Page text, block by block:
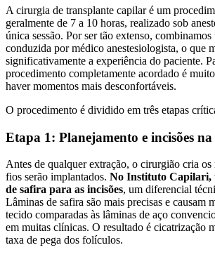
A cirurgia de transplante capilar é um
geralmente de 7 a 10 horas, realizado sob
única sessão. Por ser tão extenso, combinamos
conduzida por médico anestesiologista, o que
significativamente a experiência do paciente.
procedimento completamente acordado é
haver momentos mais desconfortáveis.
O procedimento é dividido em três etapas
Etapa 1: Planejamento e incisões
Antes de qualquer extração, o cirurgião cria os
fios serão implantados. No Instituto Capilari,
de safira para as incisões, um diferencial
Lâminas de safira são mais precisas e causam
tecido comparadas às lâminas de aço
em muitas clínicas. O resultado é cicatrização
taxa de pega dos folículos.